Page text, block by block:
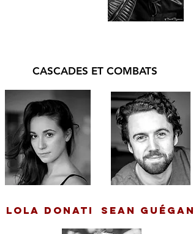
CASCADES ET COMBATS
Sean Guégan
LOLA DONATI